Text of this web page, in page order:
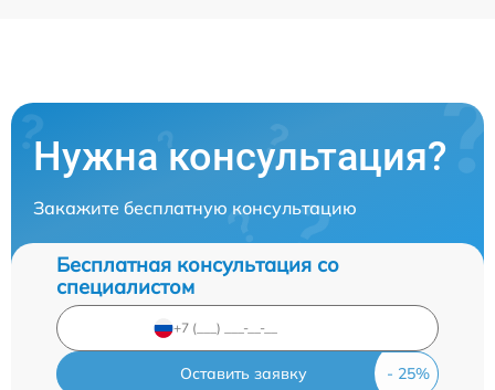
Нужна консультация?
Закажите бесплатную консультацию
Бесплатная консультация со
специалистом
Оставить заявку